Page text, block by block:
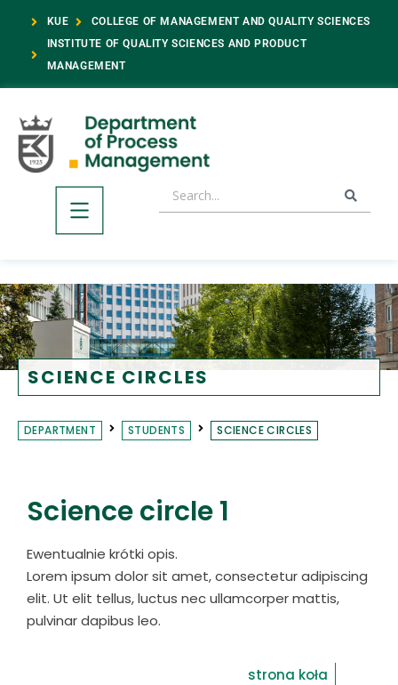
KUE
COLLEGE OF MANAGEMENT AND QUALITY SCIENCES
INSTITUTE OF QUALITY SCIENCES AND PRODUCT
MANAGEMENT
SCIENCE CIRCLES
DEPARTMENT STUDENTS SCIENCE CIRCLES
Science circle 1
Ewentualnie krótki opis.
Lorem ipsum dolor sit amet, consectetur adipiscing
elit. Ut elit tellus, luctus nec ullamcorper mattis,
pulvinar dapibus leo.
strona koła